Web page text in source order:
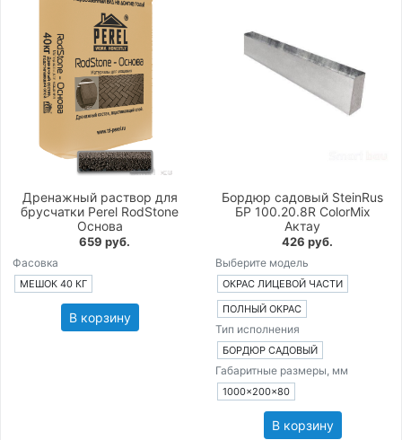
Дренажный раствор для
брусчатки Perel RodStone
Основа
659 руб.
Фасовка
МЕШОК 40 КГ
В корзину
Бордюр садовый SteinRus
БР 100.20.8R ColorMix
Актау
426 руб.
Выберите модель
ОКРАС ЛИЦЕВОЙ ЧАСТИ
ПОЛНЫЙ ОКРАС
Тип исполнения
БОРДЮР САДОВЫЙ
Габаритные размеры, мм
1000×200×80
В корзину